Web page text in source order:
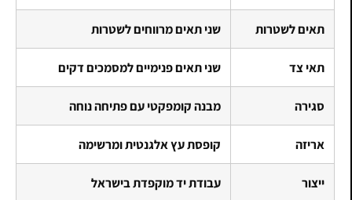
תאים לשטרות שני תאים מרווחים לשטרות
תאי צד שני תאים פנימיים למסמכים דקים
סגירה מבנה קומפקטי עם פתיחה נוחה
אריזה קופסת עץ אלגנטית ומרשימה
ייצור עבודת יד מוקפדת בישראל